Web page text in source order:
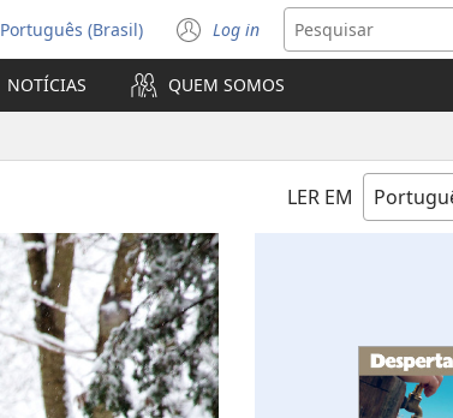
Selecione
o
idioma
Português (Brasil) Log in
(abre
nova
janela)
NOTÍCIAS QUEM SOMOS
LER EM